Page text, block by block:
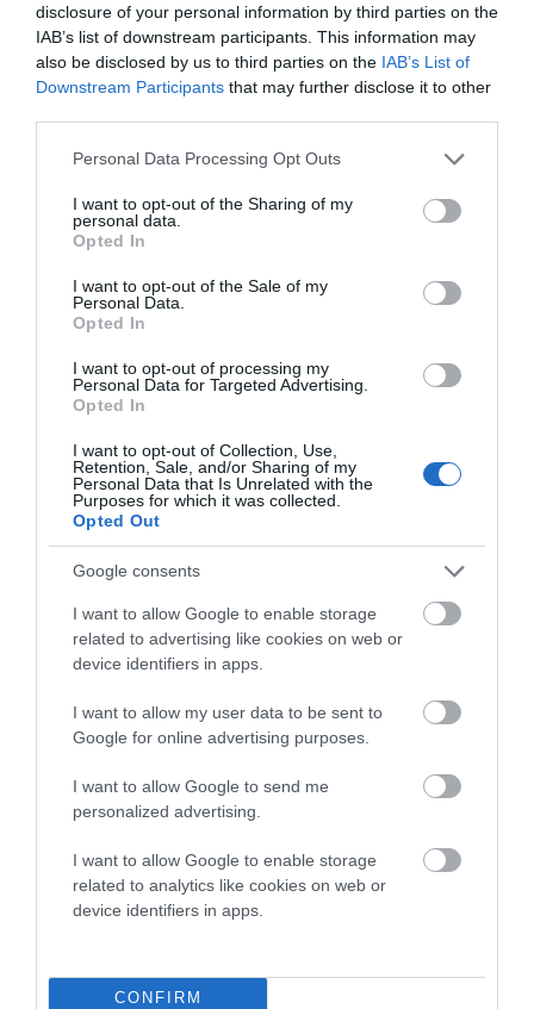
disclosure of your personal information by third parties on the
IAB’s list of downstream participants. This information may
also be disclosed by us to third parties on the IAB’s List of
Downstream Participants that may further disclose it to other
Please note that this website/app uses one or more Google
not limited to your visit or usage behaviour. You may click to
grant or deny consent to Google and its third-party tags to
use your data for below specified purposes in below Google
consent section.
Personal Data Processing Opt Outs
I want to opt-out of the Sharing of my
personal data.
Opted In
I want to opt-out of the Sale of my
Personal Data.
Opted In
I want to opt-out of processing my
Personal Data for Targeted Advertising.
Opted In
I want to opt-out of Collection, Use,
Retention, Sale, and/or Sharing of my
Personal Data that Is Unrelated with the
Purposes for which it was collected.
Opted Out
Google consents
I want to allow Google to enable storage
related to advertising like cookies on web or
device identifiers in apps.
I want to allow my user data to be sent to
Google for online advertising purposes.
I want to allow Google to send me
personalized advertising.
I want to allow Google to enable storage
related to analytics like cookies on web or
device identifiers in apps.
CONFIRM
Προτεινόμενα άρθρα
Μπέκετ
ευκαιρίες για να φανεί.
ΡΑΦΗΝΑ – ΘΕΟΥΤΑ σημειώσατε…
ΣΥΓΚΛΟΝΙΣΤΙΚΟΣ ΑΠΟΧΑΙΡΕΤΙΣΜΟΣ ΣΤΗ
ΡΑΦΗΝΑ ΣΤΟ «ΤΕΛΕΥΤΑΙΟ ΜΠΑΡΚΟ» ΤΟΥ
ΚΑΠΕΤΑΝ ΑΝΤΩΝΗ ΒΙΔΑΛΗ
Απαράδεκτη εμπειρία στη Ραφήνα. Φωτογραφίες από την
αναχώρηση εκείνης της ώρας…
ΦΕΣΤΙΒΑΛ ΑΝΔΡΟΥ: Ένα
βαθυστόχαστο έργο του
07/08/2026
Του Σωτήρος στην Άρνη!…